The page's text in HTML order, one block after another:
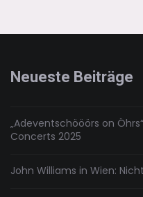
Neueste Beiträge
„Adeventschööörs on
Concerts 2025
John Williams in Wien: